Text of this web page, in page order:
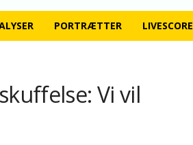
PORTRÆTTER LIVESCORE
Vi vil